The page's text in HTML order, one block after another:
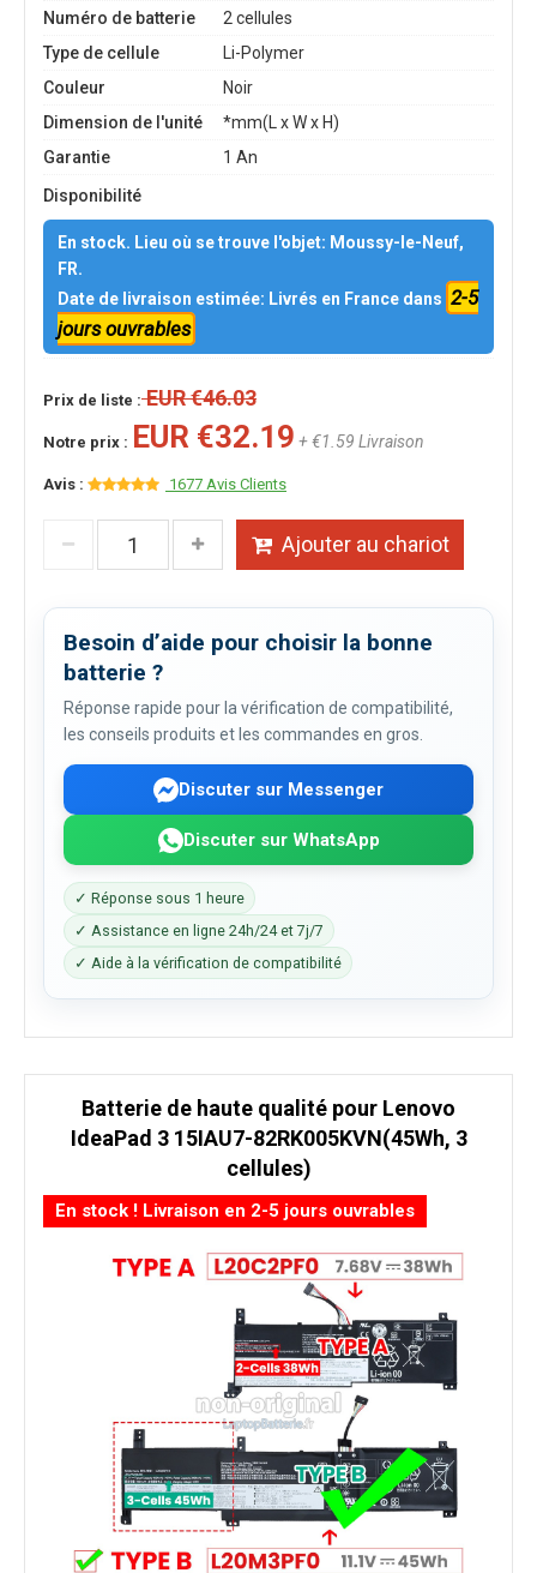
Numéro de batterie
2 cellules
Type de cellule
Li-Polymer
Couleur
Noir
Dimension de l'unité
*mm(L x W x H)
Garantie
1 An
Disponibilité
En stock. Lieu où se trouve l'objet: Moussy-le-Neuf,
FR.
Date de livraison estimée: Livrés en France dans 2-5
jours ouvrables
Prix de liste :EUR €46.03
Notre prix : EUR €32.19 + €1.59 Livraison
Avis : 1677 Avis Clients
Ajouter au chariot
Besoin d’aide pour choisir la bonne
batterie ?
Réponse rapide pour la vérification de compatibilité,
les conseils produits et les commandes en gros.
Discuter sur Messenger
Discuter sur WhatsApp
✓ Réponse sous 1 heure
✓ Assistance en ligne 24h/24 et 7j/7
✓ Aide à la vérification de compatibilité
Batterie de haute qualité pour Lenovo
IdeaPad 3 15IAU7-82RK005KVN(45Wh, 3
cellules)
En stock ! Livraison en 2-5 jours ouvrables